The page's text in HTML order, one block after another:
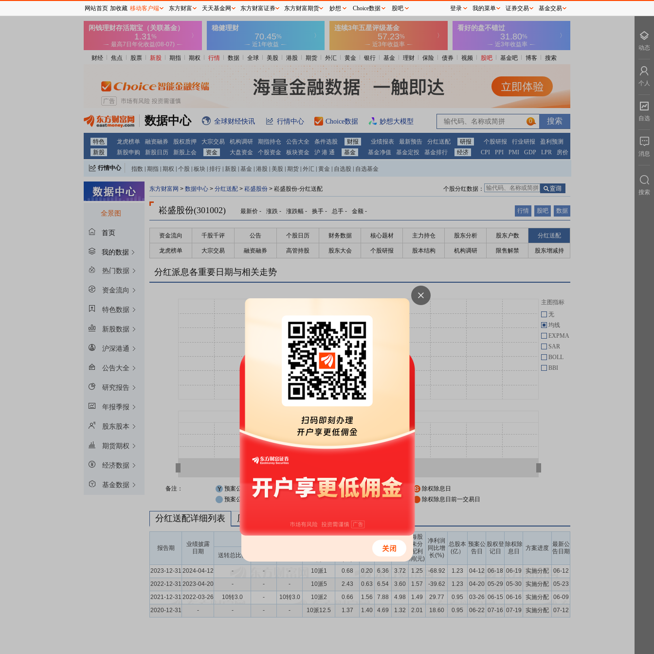
财经 焦点 股票 新股 期指 期权 行情 数据 全球 美股 港股 期货 外汇 黄金 银行 基金 理财 保险 债券 视频 股吧 基金吧 博客 搜索
数据中心 全球财经快讯 行情中心 Choice数据 妙想大模型 0
特色 龙虎榜单 融资融券 股权质押 大宗交易 机构调研 期指持仓 公告大全 条件选股 财报 业绩报表 最新预告 分红送配 研报 个股研报 行业研报
盈利预测
新股
新股申购 新股日历 新股上会 资金 大盘资金 个股资金 板块资金 沪 港 通 基金 基金净值 基金定投 基金排行 经济 CPI PPI PMI GDP LPR 房价
行情中心 指数 期指 期权 个股 板块 排行 新股 基金 港股 美股 期货 外汇 黄金 自选股 自选基金
全景图
首页
我的数据
热门数据
资金流向
特色数据
新股数据
沪深港通
公告大全
研究报告
年报季报
股东股本
期货期权
经济数据
基金数据
东方财富网 > 数据中心 > 分红送配 > 崧盛股份 > 崧盛股份-分红送配 个股分红数据：
崧盛股份(301002) 最新价 - 涨跌 - 涨跌幅 - 换手 - 总手 - 金额 - 行情 股吧 数据
资金流向 千股千评 公告 个股日历 财务数据 核心题材 主力持仓 股东分析 股东户数 分红送配
龙虎榜单 大宗交易 融资融券 高管持股 股东大会 个股研报 股本结构 机构调研 限售解禁 股东增减持
分红派息各重要日期与相关走势
主图指标
无
均线
EXPMA
SAR
BOLL
BBI
备注： 预案公布日 股权登记日
除权除息日
预案公布日前一交易日
股权登记日前一交易日 除权除息日前一交易日
分红送配详细列表 历次分红派息与涨跌幅表现
报告期
业绩披露
日期
收益
每股
净资
产(元)
每股
公积
金(元)
每股
未分
配利
润(元)
净利润
同比增
长(%)
总股本
(亿）
预案公
告日
股权登
记日
除权除
息日
方案进度
最新公
告日期
送转总比例
2023-12-31 2024-04-12 - - - 10派1 0.68 0.20 6.36 3.72 1.25 -68.92 1.23 04-12 06-18 06-19 实施分配
06-12
2022-12-31 2023-04-20 - - - 10派5 2.43 0.63 6.54 3.60 1.57 -39.62 1.23 04-20 05-29 05-30 实施分配
05-23
2021-12-31 2022-03-26 10转3.0 - 10转3.0 10派2 0.66 1.56 7.88 4.98 1.49 29.77 0.95 03-26 06-15 06-16 实施分配
06-09
2020-12-31
- - - - 10派12.5 1.37 1.40 4.69 1.32 2.01 18.60 0.95 06-22 07-16 07-19 实施分配 07-12
网站首页 加收藏 移动客户端 东方财富 天天基金网 东方财富证券 东方财富期货 妙想 Choice数据 股吧 登录 我的菜单 证券交易 基金交易
动态
个人
自选
消息
搜索